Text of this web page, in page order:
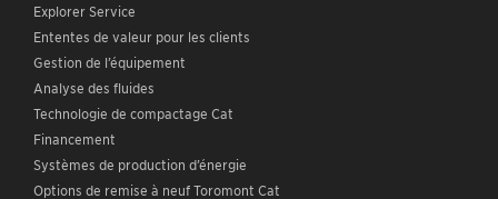
Gestion de l’équipement
Analyse des fluides
Technologie de compactage Cat
Financement
Systèmes de production d’énergie
Options de remise à neuf Toromont Cat
Trousse des solutions numériques de Toromont
Suivi personnalisé pour chenilles